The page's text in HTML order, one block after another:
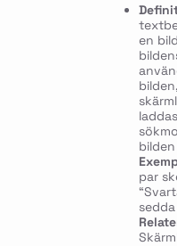
en
par